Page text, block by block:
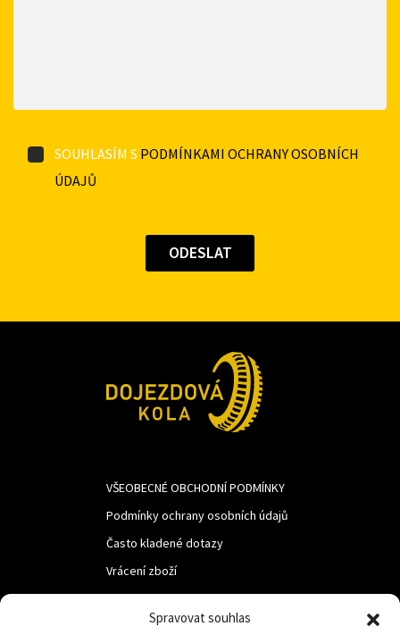
Spravovat souhlas
SOUHLASÍM S PODMÍNKAMI OCHRANY OSOBNÍCH
ÚDAJŮ
VŠEOBECNÉ OBCHODNÍ PODMÍNKY
Podmínky ochrany osobních údajů
Často kladené dotazy
Vrácení zboží
LUF s.r.o.